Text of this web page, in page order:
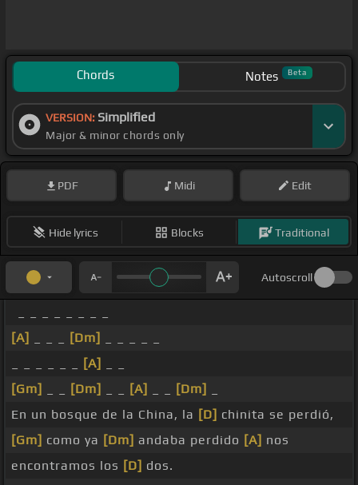
Chords Notes Beta
VERSION: Simplified
Major & minor chords only
PDF Midi Edit
Hide lyrics Blocks Traditional
Autoscroll
[A]
[Dm]
[A]
[Gm]
[Dm] [A] [Dm]
En un bosque de la China, la [D] chinita se perdió,
[Gm] como ya [Dm] andaba perdido [A] nos
encontramos los [D] dos.